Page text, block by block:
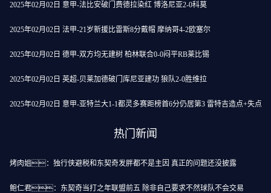
2025年02月02日 意甲-法比安破门费德拉染红 博洛尼亚2-0科莫
2025年02月02日 法甲-21岁新援比雷斯8分戴帽 摩纳哥4-2欧塞尔
2025年02月02日 德甲-双方均无建树 柏林联合0-0闷平RB莱比锡
2025年02月02日 英超-贝莱加德破门库尼亚建功 狼队2-0胜维拉
2025年02月02日 意甲-亚特兰大1-1都灵多赛距榜首6分仍居第3 雷特吉造点+失点
热门新闻
烤肉姐：独行侠避税和东契奇发胖都不是主因 真正的问题还没披露
鲍仁君：东契奇当打之年联盟前五 除非自己要求不然球队不会交易